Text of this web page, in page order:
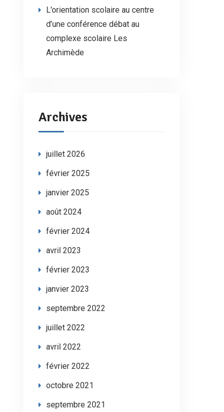
L’orientation scolaire au centre
d’une conférence débat au
complexe scolaire Les
Archimède
Archives
juillet 2026
février 2025
janvier 2025
août 2024
février 2024
avril 2023
février 2023
janvier 2023
septembre 2022
juillet 2022
avril 2022
février 2022
octobre 2021
septembre 2021